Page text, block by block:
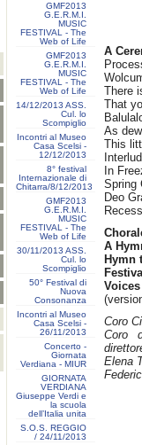
GMF2013
G.E.R.M.I.
MUSIC
FESTIVAL - The
Web of Life
GMF2013
G.E.R.M.I.
MUSIC
FESTIVAL - The
Web of Life
14/12/2013 ASS.
Cul. lo
Scompiglio
Incontri al Museo
Casa Scelsi -
12/12/2013
8° festival
Internazionale di
Chitarra/8/12/2013
GMF2013
G.E.R.M.I.
MUSIC
FESTIVAL - The
Web of Life
30/11/2013 ASS.
Cul. lo
Scompiglio
50° Festival di
Nuova
Consonanza
Incontri al Museo
Casa Scelsi -
26/11/2013
Concerto -
Giornata
Verdiana - MIUR
GIORNATA
VERDIANA
Giuseppe Verdi e
la scuola
dell’Italia unita
S.O.S. REGGIO
/ 24/11/2013
A
There
That
As
This
In
Spring
Deo
A
Hymn
Coro
Coro
Elena